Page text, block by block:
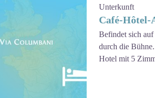
Unterkunft
Café-Hôtel-
Befindet sich
durch die Bühne.
Hotel mit 5